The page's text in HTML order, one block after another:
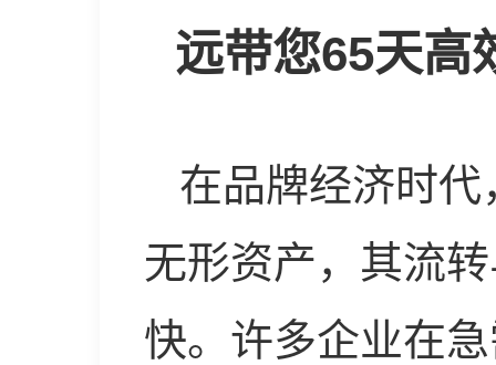
远带您65天高
在品牌经济时
无形资产，其流
快。许多企业在